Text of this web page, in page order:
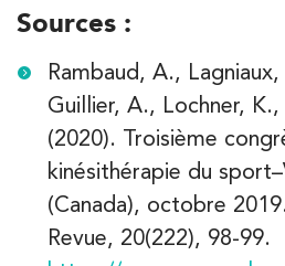
Sources :
Rambaud, A., Lagniaux,
Guillier, A., Lochner,
(2020). Troisième
kinésithérapie du
(Canada), octobre
Revue, 20(222), 98-99.